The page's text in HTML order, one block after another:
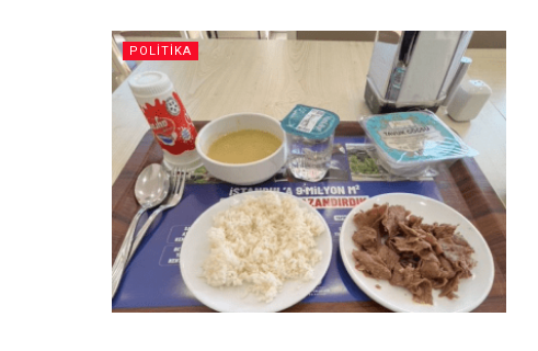
POLITIKA